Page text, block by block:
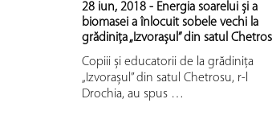
28 iun, 2018 - Energia soarelui și a
biomasei a înlocuit sobele vechi la
grădinița „Izvorașul” din satul
Copiii și educatorii de la grădinița
„Izvorașul” din satul Chetrosu, r-l
Drochia, au spus …